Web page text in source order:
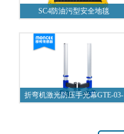
SC4防油污型安全地毯
折弯机激光防压手光幕GTE-03-